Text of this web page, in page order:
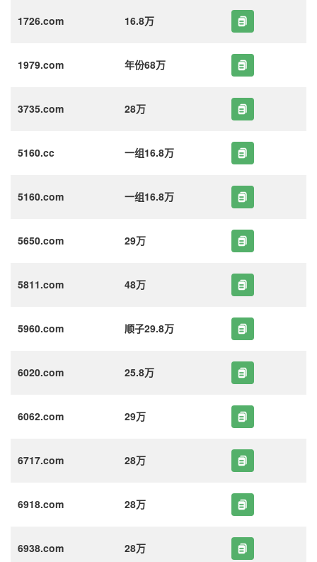
1726.com 16.8万
1979.com 年份68万
3735.com 28万
5160.cc 一组16.8万
5160.com 一组16.8万
5650.com 29万
5811.com 48万
5960.com 顺子29.8万
6020.com 25.8万
6062.com 29万
6717.com 28万
6918.com 28万
6938.com 28万